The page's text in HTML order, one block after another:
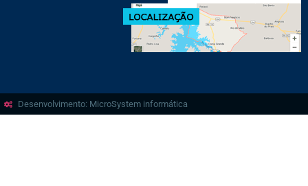
Desenvolvimento: MicroSystem informática